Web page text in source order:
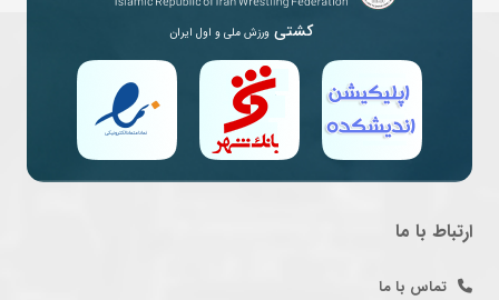
کشتی ورزش ملی و اول ایران
ارتباط با ما
تماس با ما